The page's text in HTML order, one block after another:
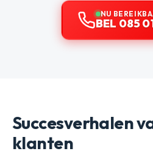
NU
BEL 085
Succesverhalen
klanten